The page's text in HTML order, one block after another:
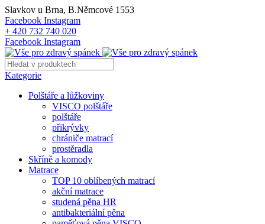
Slavkov u Brna, B.Němcové 1553
Facebook Instagram
+ 420 732 740 020
Facebook Instagram
Kategorie
Polštáře a lůžkoviny
VISCO polštáře
polštáře
přikrývky
chrániče matrací
prostěradla
Skříně a komody
Matrace
TOP 10 oblíbených matrací
akční matrace
studená pěna HR
antibakteriální pěna